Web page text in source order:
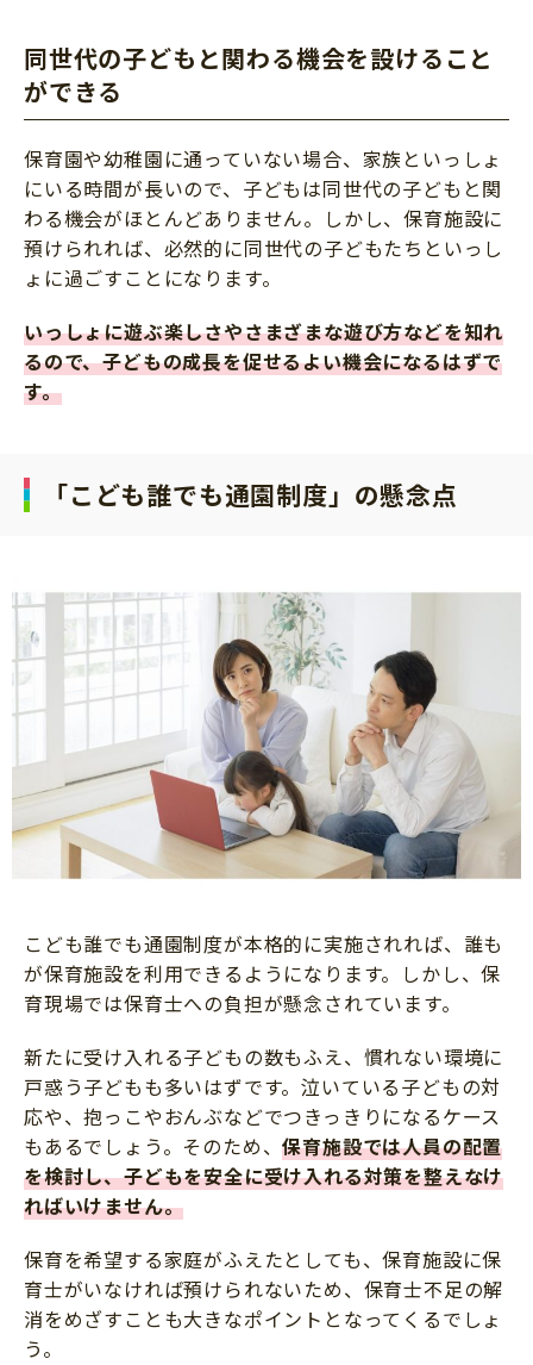
同世代の子どもと関わる機会を設けること
ができる
保育園や幼稚園に通っていない場合、家族といっしょ
にいる時間が長いので、子どもは同世代の子どもと関
わる機会がほとんどありません。しかし、保育施設に
預けられれば、必然的に同世代の子どもたちといっし
ょに過ごすことになります。
いっしょに遊ぶ楽しさやさまざまな遊び方などを知れ
るので、子どもの成長を促せるよい機会になるはずで
す。
「こども誰でも通園制度」の懸念点
こども誰でも通園制度が本格的に実施されれば、誰も
が保育施設を利用できるようになります。しかし、保
育現場では保育士への負担が懸念されています。
新たに受け入れる子どもの数もふえ、慣れない環境に
戸惑う子どもも多いはずです。泣いている子どもの対
応や、抱っこやおんぶなどでつきっきりになるケース
もあるでしょう。そのため、保育施設では人員の配置
を検討し、子どもを安全に受け入れる対策を整えなけ
ればいけません。
保育を希望する家庭がふえたとしても、保育施設に保
育士がいなければ預けられないため、保育士不足の解
消をめざすことも大きなポイントとなってくるでしょ
う。